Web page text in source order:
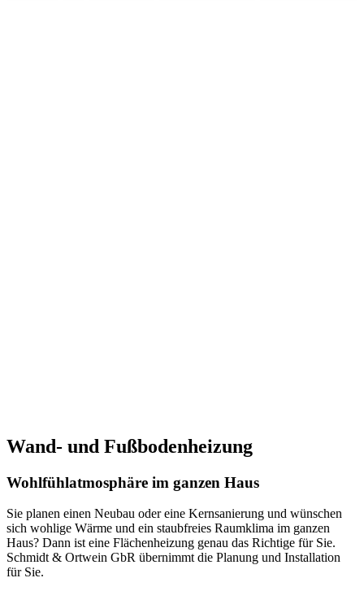
Wand- und Fußbodenheizung
Wohlfühlatmosphäre im ganzen Haus
Sie planen einen Neubau oder eine Kernsanierung und wünschen
sich wohlige Wärme und ein staubfreies Raumklima im ganzen
Haus? Dann ist eine Flächenheizung genau das Richtige für Sie.
Schmidt & Ortwein GbR übernimmt die Planung und Installation
für Sie.